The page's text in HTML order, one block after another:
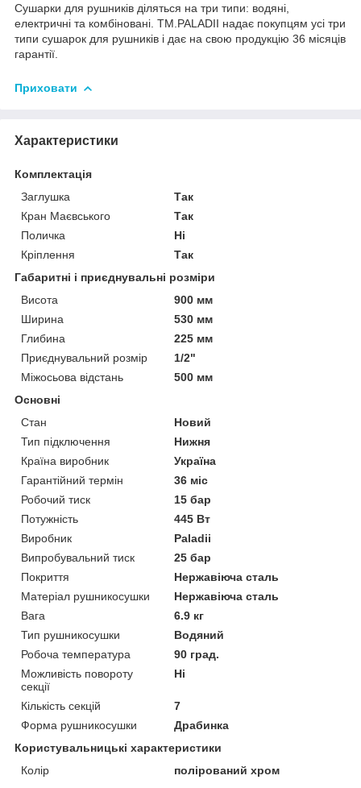
Сушарки для рушників діляться на три типи: водяні,
електричні та комбіновані. TM.PALADII надає покупцям усі три
типи сушарок для рушників і дає на свою продукцію 36 місяців
гарантії.
Приховати
Характеристики
Комплектація
Заглушка
Так
Кран Маєвського
Так
Поличка
Ні
Кріплення
Так
Габаритні і приєднувальні розміри
Висота
900 мм
Ширина
530 мм
Глибина
225 мм
Приєднувальний розмір
1/2"
Міжосьова відстань
500 мм
Основні
Стан
Новий
Тип підключення
Нижня
Країна виробник
Україна
Гарантійний термін
36 міс
Робочий тиск
15 бар
Потужність
445 Вт
Виробник
Paladii
Випробувальний тиск
25 бар
Покриття
Нержавіюча сталь
Матеріал рушникосушки
Нержавіюча сталь
Вага
6.9 кг
Тип рушникосушки
Водяний
Робоча температура
90 град.
Можливість повороту
секції
Ні
Кількість секцій
7
Форма рушникосушки
Драбинка
Користувальницькі характеристики
Колір
полірований хром